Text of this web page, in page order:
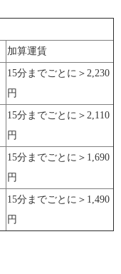
加算運賃
15分までごとに＞2,230
円
15分までごとに＞2,110
円
15分までごとに＞1,690
円
15分までごとに＞1,490
円